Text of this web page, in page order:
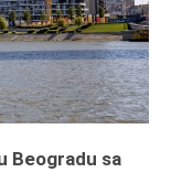
Beogradu sa